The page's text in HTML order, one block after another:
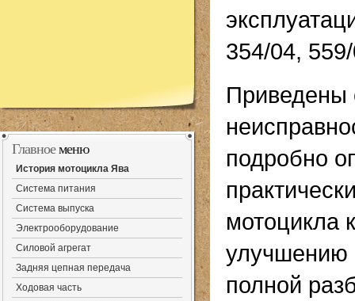
Главноеменю
История мотоцикла Ява
Система питания
Система выпуска
Электрооборудование
Силовой агрегат
Задняя цепная передача
Ходовая часть
354/04,
Приведены
подробно
мотоцикла
улучшению
полной